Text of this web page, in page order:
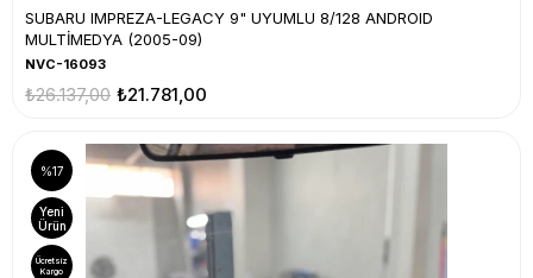
SUBARU IMPREZA-LEGACY 9" UYUMLU 8/128 ANDROID
MULTİMEDYA (2005-09)
NVC-16093
₺21.781,00
₺26.137,00
%17
Yeni
Ürün
Ücretsiz
Kargo